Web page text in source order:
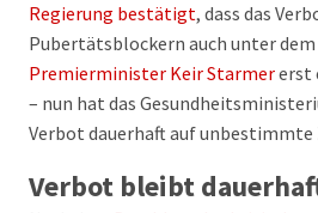
Regierung bestätigt, dass das
Pubertätsblockern auch unter dem
Premierminister Keir Starmererst
– nun hat das
Verbot dauerhaft auf
Verbot bleibt